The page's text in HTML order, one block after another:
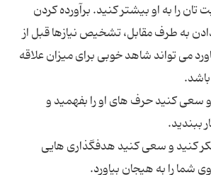
را به او بیشتر کنید. برآورده کردن
به طرف مقابل، تشخیص نیازها قبل از
می تواند شاهد خوبی برای میزان علاقه
سعی کنید حرف های او را بفهمید و
کنید و سعی کنید هدفگذاری هایی